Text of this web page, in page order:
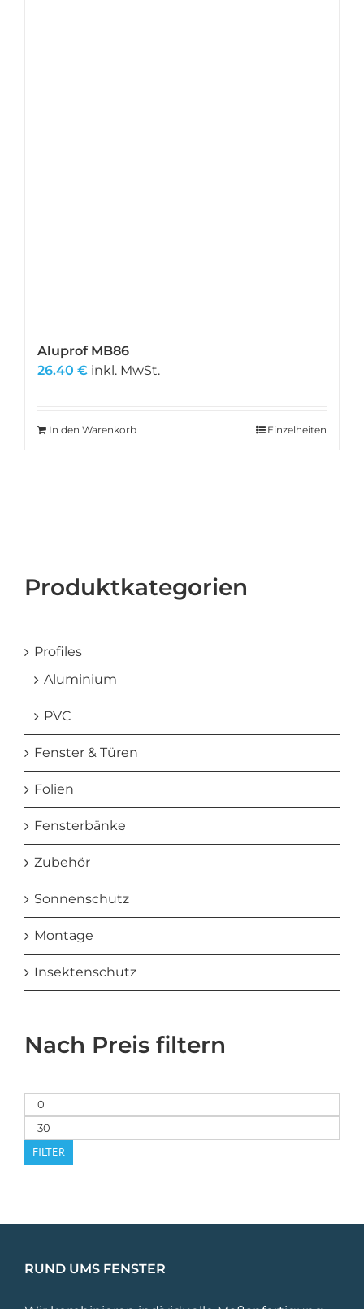
Aluprof MB86
26.40 € inkl. MwSt.
In den Warenkorb Einzelheiten
Produktkategorien
Profiles
Aluminium
PVC
Fenster & Türen
Folien
Fensterbänke
Zubehör
Sonnenschutz
Montage
Insektenschutz
Nach Preis filtern
Min.
Preis
Max.
Preis
FILTER
RUND UMS FENSTER